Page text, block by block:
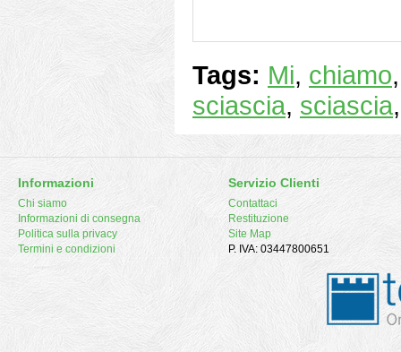
Tags: Mi, chiamo
sciascia, sciascia
Informazioni
Chi siamo
Informazioni di consegna
Politica sulla privacy
Termini e condizioni
Servizio Clienti
Contattaci
Restituzione
Site Map
P. IVA: 03447800651